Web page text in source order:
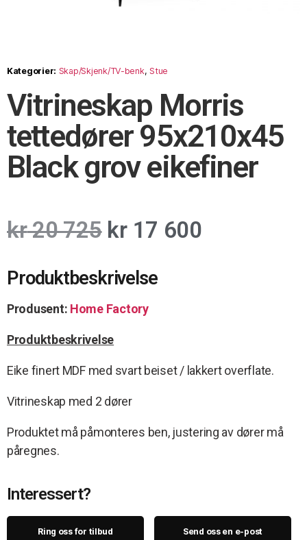
Kategorier: Skap/Skjenk/TV-benk,Stue
Vitrineskap Morris
tettedører 95x210x45
Black grov eikefiner
kr20 725 kr17 600
Produktbeskrivelse
Produsent: Home Factory
Produktbeskrivelse
Eike finert MDF med svart beiset / lakkert overflate.
Vitrineskap med 2 dører
Produktet må påmonteres ben, justering av dører må
påregnes.
Interessert?
Ring oss for tilbud Send oss en e-post